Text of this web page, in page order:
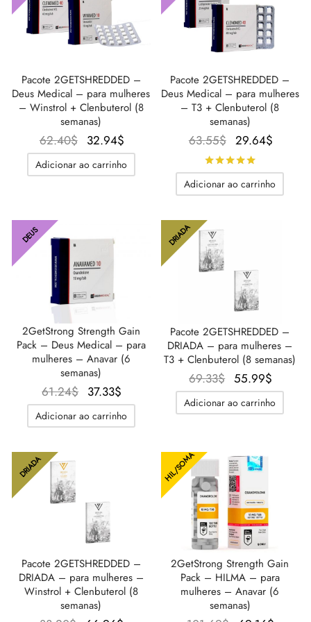
Pacote 2GETSHREDDED –
Deus Medical – para mulheres
– Winstrol + Clenbuterol (8
semanas)
62.40$ O preço
original
era:
32.94$
preço
atual é:
Adicionar ao carrinho
Pacote 2GETSHREDDED –
Deus Medical – para mulheres
– T3 + Clenbuterol (8
semanas)
63.55$
O
preço
original
era:
29.64$
atual
Adicionar ao carrinho
DEUS
2GetStrong Strength Gain
Pack – Deus Medical – para
mulheres – Anavar (6
semanas)
61.24$
O
preço
original
37.33$
preço
atual é:
Adicionar ao carrinho
DRIADA
Pacote 2GETSHREDDED –
DRIADA – para mulheres –
T3 + Clenbuterol (8 semanas)
69.33$
O
preço
original
55.99$
atual
Adicionar ao carrinho
DRIADA
Pacote 2GETSHREDDED –
DRIADA – para mulheres –
Winstrol + Clenbuterol (8
semanas)
HIL/SOMA
2GetStrong Strength Gain
Pack – HILMA – para
mulheres – Anavar (6
semanas)
/ GENETIC 🇪🇺
🇪🇺
/ PHARMACOM INT. 🌍
Oral
(Estanozolol) Oral
(Mounjaro)